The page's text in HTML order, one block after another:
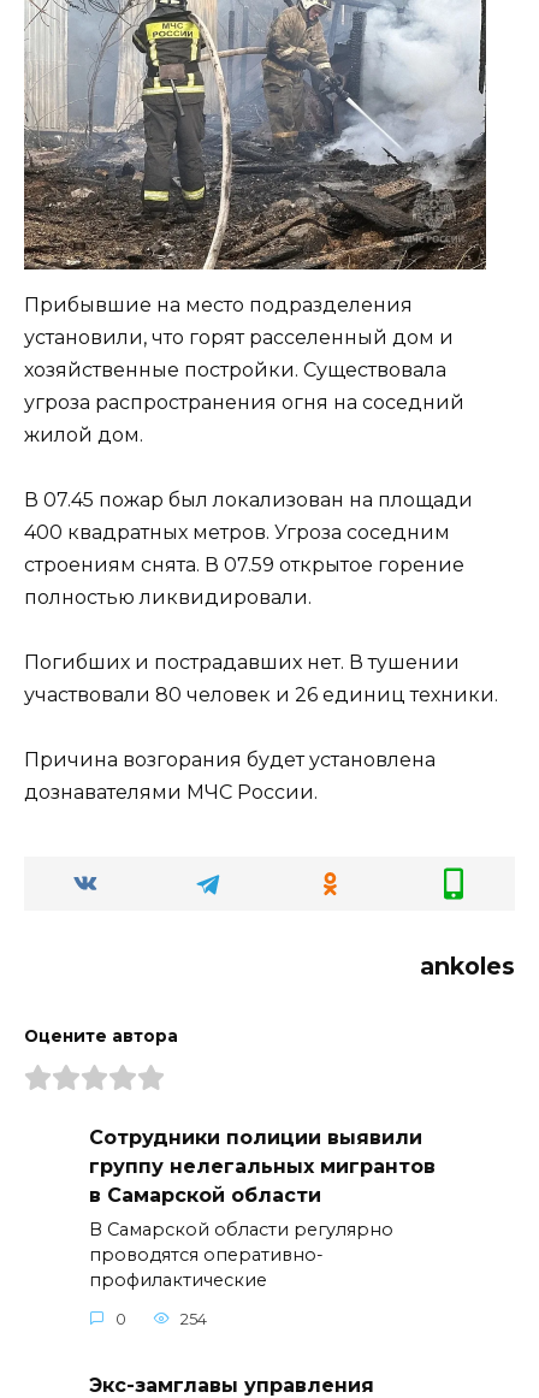
Прибывшие на место подразделения
установили, что горят расселенный дом и
хозяйственные постройки. Существовала
угроза распространения огня на соседний
жилой дом.
В 07.45 пожар был локализован на площади
400 квадратных метров. Угроза соседним
строениям снята. В 07.59 открытое горение
полностью ликвидировали.
Погибших и пострадавших нет. В тушении
участвовали 80 человек и 26 единиц техники.
Причина возгорания будет установлена
дознавателями МЧС России.
ankoles
Оцените автора
Сотрудники полиции выявили
группу нелегальных мигрантов
в Самарской области
В Самарской области регулярно
проводятся оперативно-
профилактические
0 254
Экс-замглавы управления